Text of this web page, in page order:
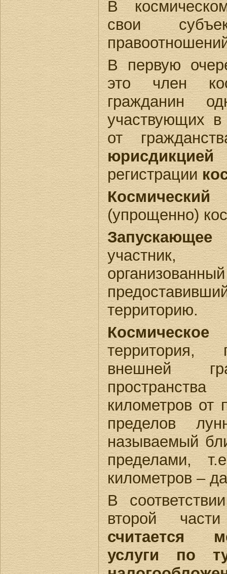
В
свои
В первую
это член
гражданин
участвующих в
от
юрисдикцией
регистрации
(упрощенно)
Запускающее
участник,
территорию.
территория,
внешней
километров от
пределов
называемый
пределами,
километров –
В
второй
считается
услуги по